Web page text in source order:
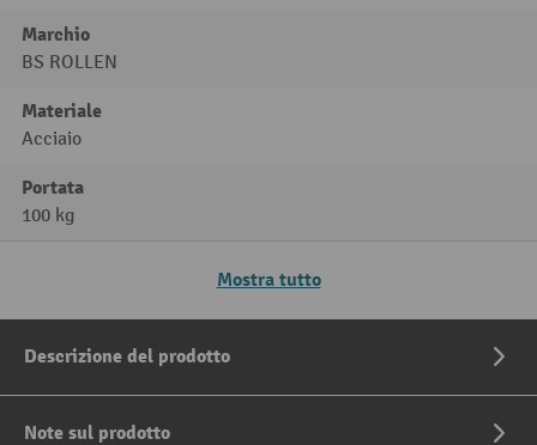
Marchio
BS ROLLEN
Materiale
Acciaio
Portata
100 kg
Mostra tutto
Descrizione del prodotto
Note sul prodotto